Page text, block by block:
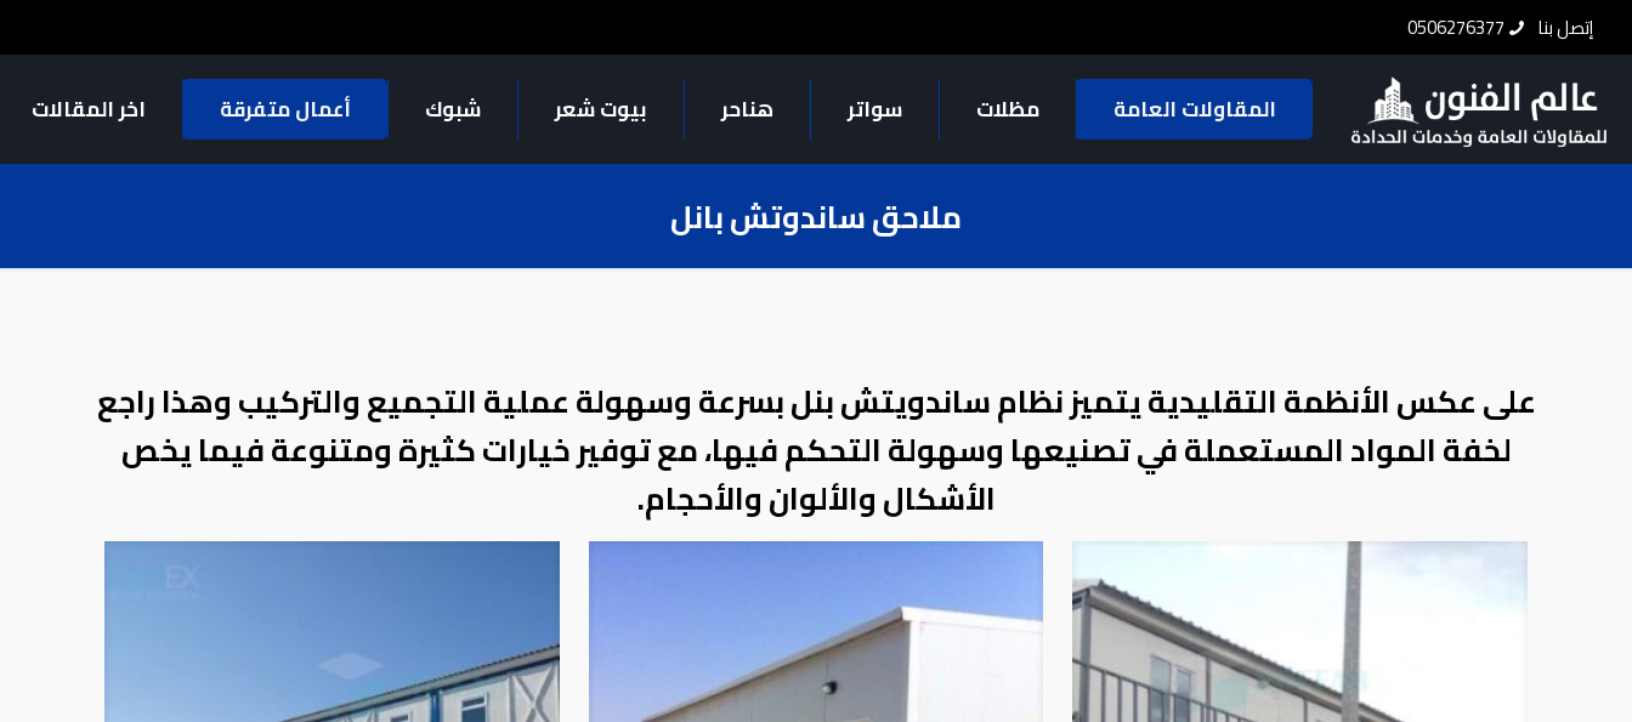
إتصل بنا 0506276377
المقاولات العامة مظلات سواتر هناحر بيوت شعر شبوك أعمال متفرقة اخر المقالات
ملاحق ساندوتش بانل
على عكس الأنظمة التقليدية يتميز نظام ساندويتش بنل بسرعة وسهولة عملية التجميع والتركيب وهذا راجع
لخفة المواد المستعملة في تصنيعها وسهولة التحكم فيها، مع توفير خيارات كثيرة ومتنوعة فيما يخص
الأشكال والألوان والأحجام.